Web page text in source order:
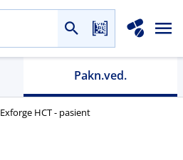
Pakn.ved.
Exforge HCT - pasient